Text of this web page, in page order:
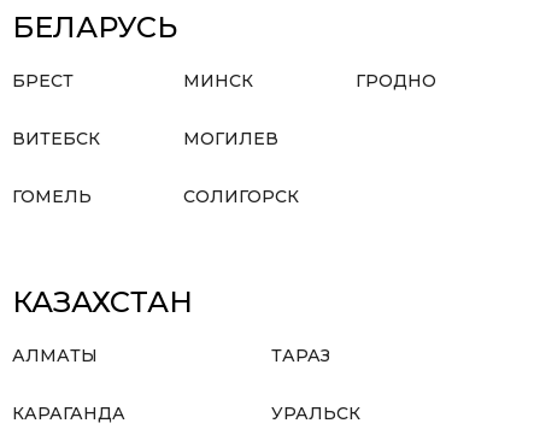
БЕЛАРУСЬ
БРЕСТ
ВИТЕБСК
ГОМЕЛЬ
МИНСК
МОГИЛЕВ
СОЛИГОРСК
ГРОДНО
КАЗАХСТАН
АЛМАТЫ
КАРАГАНДА
ТАРАЗ
УРАЛЬСК